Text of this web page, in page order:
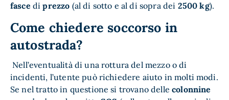
fasce diprezzo (al di sotto e al di sopra dei 2500 kg).
Come chiedere soccorso in
autostrada?
Nell’eventualità di una rottura del mezzo o di
incidenti, l’utente può richiedere aiuto in molti modi.
Se nel tratto in questione si trovano dellecolonnine